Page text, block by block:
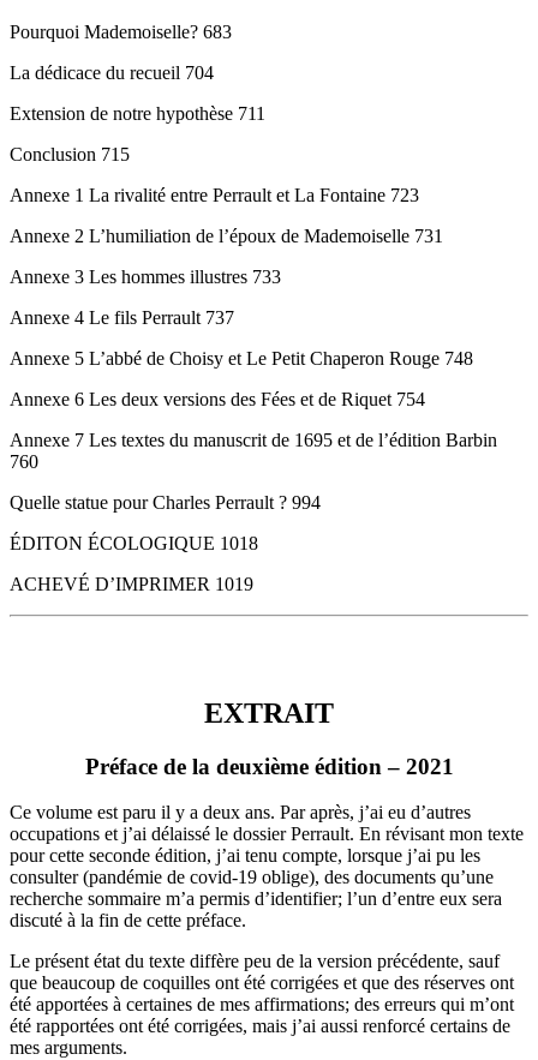
Pourquoi Mademoiselle? 683
La dédicace du recueil 704
Extension de notre hypothèse 711
Conclusion 715
Annexe 1 La rivalité entre Perrault et La Fontaine 723
Annexe 2 L’humiliation de l’époux de Mademoiselle 731
Annexe 3 Les hommes illustres 733
Annexe 4 Le fils Perrault 737
Annexe 5 L’abbé de Choisy et Le Petit Chaperon Rouge 748
Annexe 6 Les deux versions des Fées et de Riquet 754
Annexe 7 Les textes du manuscrit de 1695 et de l’édition Barbin
760
Quelle statue pour Charles Perrault ? 994
ÉDITON ÉCOLOGIQUE 1018
ACHEVÉ D’IMPRIMER 1019
EXTRAIT
Préface de la deuxième édition – 2021
Ce volume est paru il y a deux ans. Par après, j’ai eu d’autres
occupations et j’ai délaissé le dossier Perrault. En révisant mon texte
pour cette seconde édition, j’ai tenu compte, lorsque j’ai pu les
consulter (pandémie de covid-19 oblige), des documents qu’une
recherche sommaire m’a permis d’identifier; l’un d’entre eux sera
discuté à la fin de cette préface.
Le présent état du texte diffère peu de la version précédente, sauf
que beaucoup de coquilles ont été corrigées et que des réserves ont
été apportées à certaines de mes affirmations; des erreurs qui m’ont
été rapportées ont été corrigées, mais j’ai aussi renforcé certains de
mes arguments.